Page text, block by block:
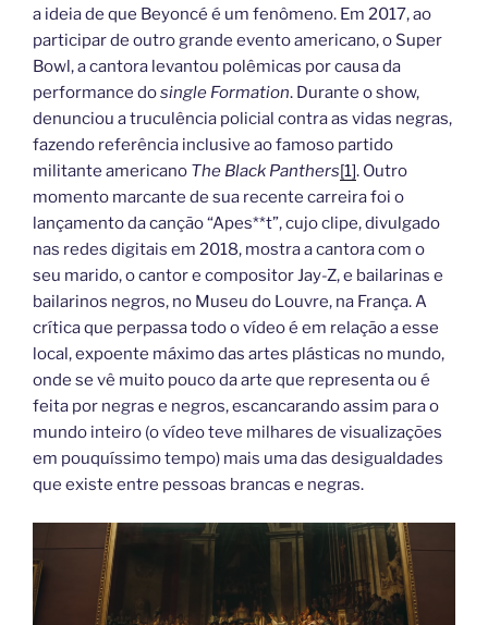
a ideia de que Beyoncé é um fenômeno. Em 2017, ao
participar de outro grande evento americano, o Super
Bowl, a cantora levantou polêmicas por causa da
performance dosingle Formation. Durante o show,
denunciou a truculência policial contra as vidas negras,
fazendo referência inclusive ao famoso partido
militante americano The Black Panthers[1]. Outro
momento marcante de sua recente carreira foi o
lançamento da canção “Apes**t”, cujo clipe, divulgado
nas redes digitais em 2018, mostra a cantora com o
seu marido, o cantor e compositor Jay-Z, e bailarinas e
bailarinos negros, no Museu do Louvre, na França. A
crítica que perpassa todo o vídeo é em relação a esse
local, expoente máximo das artes plásticas no mundo,
onde se vê muito pouco da arte que representa ou é
feita por negras e negros, escancarando assim para o
mundo inteiro (o vídeo teve milhares de visualizações
em pouquíssimo tempo) mais uma das desigualdades
que existe entre pessoas brancas e negras.